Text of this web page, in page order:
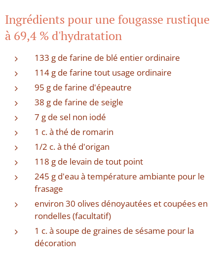
Ingrédients pour une fougasse rustique
à 69,4 % d'hydratation
133 g de farine de blé entier ordinaire
114 g de farine tout usage ordinaire
95 g de farine d'épeautre
38 g de farine de seigle
7 g de sel non iodé
1 c. à thé de romarin
1/2 c. à thé d'origan
118 g de levain de tout point
245 g d'eau à température ambiante pour le
frasage
environ 30 olives dénoyautées et coupées en
rondelles (facultatif)
1 c. à soupe de graines de sésame pour la
décoration